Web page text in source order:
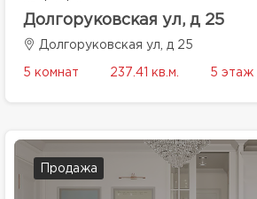
Долгоруковская ул, д 25
Долгоруковская ул, д 25
5 комнат 237.41 кв.м. 5 этаж
Продажа